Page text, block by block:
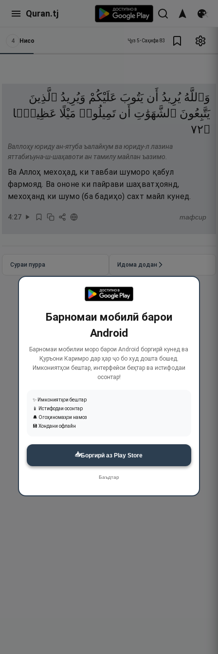
Quran.tj
4 Нисо Ҷуз 5•Саҳифа 83
وَٱللَّهُ يُرِيدُ أَن يَتُوبَ عَلَيْكُمْ وَيُرِيدُ ٱلَّذِينَ
يَتَّبِعُونَ ٱلشَّهَوَٰتِ أَن تَمِيلُوا۟ مَيْلًا عَظِيمًۭا
۝٢٧
Валлоҳу юриду ан-ятуба ъалайкум ва юриду-л лазина
яттабиъуна-ш-шаҳавоти ан тамилу майлан ъазимо.
Ва Аллоҳ мехоҳад, ки тавбаи шуморо қабул
фармояд. Ва ононе ки пайрави шаҳватҳоянд,
мехоҳанд ки шумо (ба бадиҳо) сахт майл кунед.
4:27 тафсир
Сураи пурра Идома додан
Барномаи мобилӣ барои
Android
Барномаи мобилии моро барои Android боргирӣ кунед ва
Қуръони Каримро дар ҳар ҷо бо худ дошта бошед.
Имкониятҳои бештар, интерфейси беҳтар ва истифодаи
осонтар!
✨ Имкониятҳои бештар
📱 Истифодаи осонтар
🔔 Огоҳиномаҳои намоз
💾 Хондани офлайн
📥Боргирӣ аз Play Store
Баъдтар